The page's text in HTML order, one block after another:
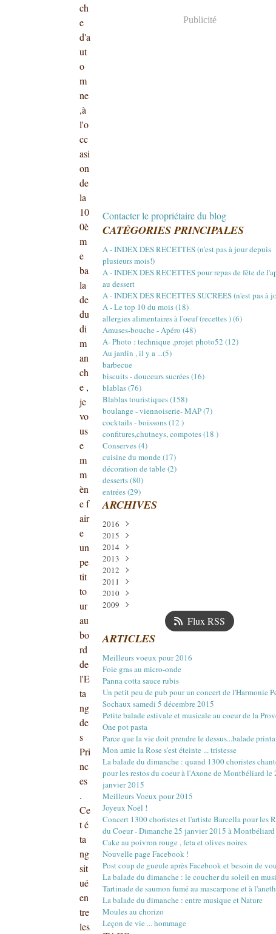
ch
e
d'a
ut
o
m
ne
,à
l'o
cc
asi
on
de
la
10
0è
m
e
ba
la
de
du
di
m
an
ch
e ,
je
vo
us
e
m
m
èn
e f
air
e
un
pe
tit
to
ur
au
bo
rd
de
l'E
ta
ng
de
s
Pri
nc
es
.
Ce
t é
ta
ng
sit
ué
en
tre
les
Publicité
Contacter le propriétaire du blog
CATÉGORIES PRINCIPALES
A - INDEX DES RECETTES (n'est pas à jour depuis
plusieurs mois!)
A - INDEX DES RECETTES pour repas de fête de
au dessert
A - INDEX DES RECETTES SUCREES (n'est pas à
A - Le top 10 du mois (18)
allergies alimentaires à l'oeuf (recettes ) (6)
Amuses-bouche - Apéro (48)
A- Photo : technique ,projet photo52 (12)
Au jardin , il y a ...(5)
barbecue
biscuits - douceurs sucrées (16)
blablas (76)
Blablas touristiques (158)
boulange - viennoiserie- MAP (7)
cocktails - boissons (12 )
confitures,chutneys, compotes (18 )
Conserves (4)
cuisine du monde (17)
décoration de table (2)
desserts (80)
entrées (29)
ARCHIVES
2016
Janvier
2015
Décembre
Juillet
Avril
Mars
Février
2014
Décembre
Novembre
Octobre
Septembre
Août
Mai(2)
Mars(1)
Février(3)
Janvier(4)
2013
Décembre
Octobre
Septembre
Août
Mai(11)
Mars(12)
Février(12)
Janvier(10)
2012
Décembre
Novembre
Octobre
Juillet(11)
Mai(22)
Avril(18)
Mars(14)
Février(12)
Janvier(17)
2011
Décembre
Novembre
Août(15)
Juin(16)
Mai(20)
Avril(20)
Mars(22)
Février(18)
Janvier(18)
2010
Décembre
Septembre(15)
Juillet (17)
Juin(20)
Mai(18)
Avril(16)
Mars (18)
Février(17)
Janvier(16)
2009
Octobre(16)
Août(15)
Juillet(13)
Juin(21)
Mai(23)
Avril (27)
Mars(29)
Février(30)
Janvier(4)
Flux RSS
ARTICLES
Meilleurs voeux pour 2016
Foie gras au micro-onde
Panna cotta sauce rubis
Un petit peu de pub pour un concert de l'Harmonie
Sochaux samedi 5 décembre 2015
Petite balade estivale et musicale au coeur de la
One pot pasta
Parce que la vie doit prendre le dessus...balade
Mon amie la Rose s'est éteinte ... tristesse
La balade du dimanche : quand 1300 choristes
pour les restos du coeur à l'Axone de Montbéliard le
janvier 2015
Meilleurs Voeux pour 2015
Joyeux Noël !
Concert 1300 choristes et l'artiste Barcella pour les
du Coeur - Dimanche 25 janvier 2015 à
Cake au poivron rouge , feta et olives noires
Nouvelle page Facebook !
Post coup de gueule après Facebook et besoin de
La balade du dimanche : le coucher du soleil en
Tartinade de saumon fumé au mascarpone et à l'aneth
La balade du dimanche : entre musique et Nature
Moules au chorizo
Leçon de vie ... hommage